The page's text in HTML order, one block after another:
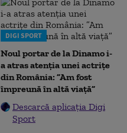
DIGI SPORT
Noul portar de la Dinamo i-
a atras atenția unei actrițe
din România: ”Am fost
împreună în altă viață”
Descarcă aplicația Digi
Sport